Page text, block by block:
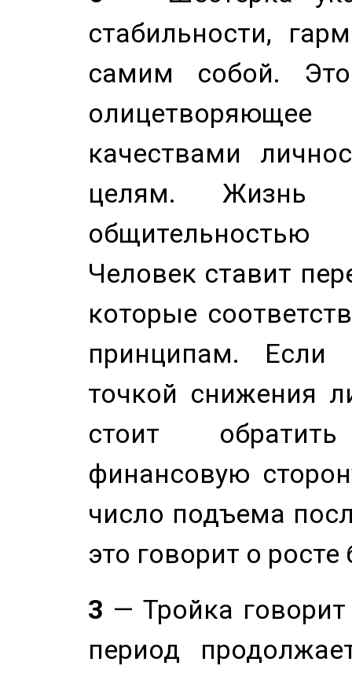
стабильности,
самим собой.
качествами
целям. Жизнь
Человек ставит
которые
принципам. Если
точкой снижения
стоит
финансовую
число подъема
это говорит о
3 — Тройка
период